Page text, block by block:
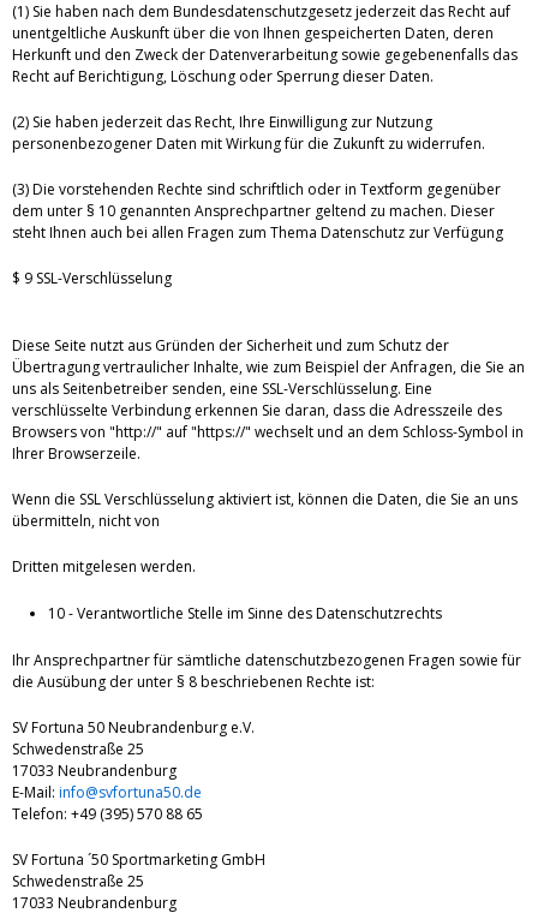
(1) Sie haben nach dem Bundesdatenschutzgesetz jederzeit das Recht auf
unentgeltliche Auskunft über die von Ihnen gespeicherten Daten, deren
Herkunft und den Zweck der Datenverarbeitung sowie gegebenenfalls das
Recht auf Berichtigung, Löschung oder Sperrung dieser Daten.
(2) Sie haben jederzeit das Recht, Ihre Einwilligung zur Nutzung
personenbezogener Daten mit Wirkung für die Zukunft zu widerrufen.
(3) Die vorstehenden Rechte sind schriftlich oder in Textform gegenüber
dem unter § 10 genannten Ansprechpartner geltend zu machen. Dieser
steht Ihnen auch bei allen Fragen zum Thema Datenschutz zur Verfügung
$ 9 SSL-Verschlüsselung
Diese Seite nutzt aus Gründen der Sicherheit und zum Schutz der
Übertragung vertraulicher Inhalte, wie zum Beispiel der Anfragen, die Sie an
uns als Seitenbetreiber senden, eine SSL-Verschlüsselung. Eine
verschlüsselte Verbindung erkennen Sie daran, dass die Adresszeile des
Browsers von "http://" auf "https://" wechselt und an dem Schloss-Symbol in
Ihrer Browserzeile.
Wenn die SSL Verschlüsselung aktiviert ist, können die Daten, die Sie an uns
übermitteln, nicht von
Dritten mitgelesen werden.
10 - Verantwortliche Stelle im Sinne des Datenschutzrechts
Ihr Ansprechpartner für sämtliche datenschutzbezogenen Fragen sowie für
die Ausübung der unter § 8 beschriebenen Rechte ist:
SV Fortuna 50 Neubrandenburg e.V.
Schwedenstraße 25
17033 Neubrandenburg
E-Mail: info@svfortuna50.de
Telefon: +49 (395) 570 88 65
SV Fortuna ´50 Sportmarketing GmbH
Schwedenstraße 25
17033 Neubrandenburg